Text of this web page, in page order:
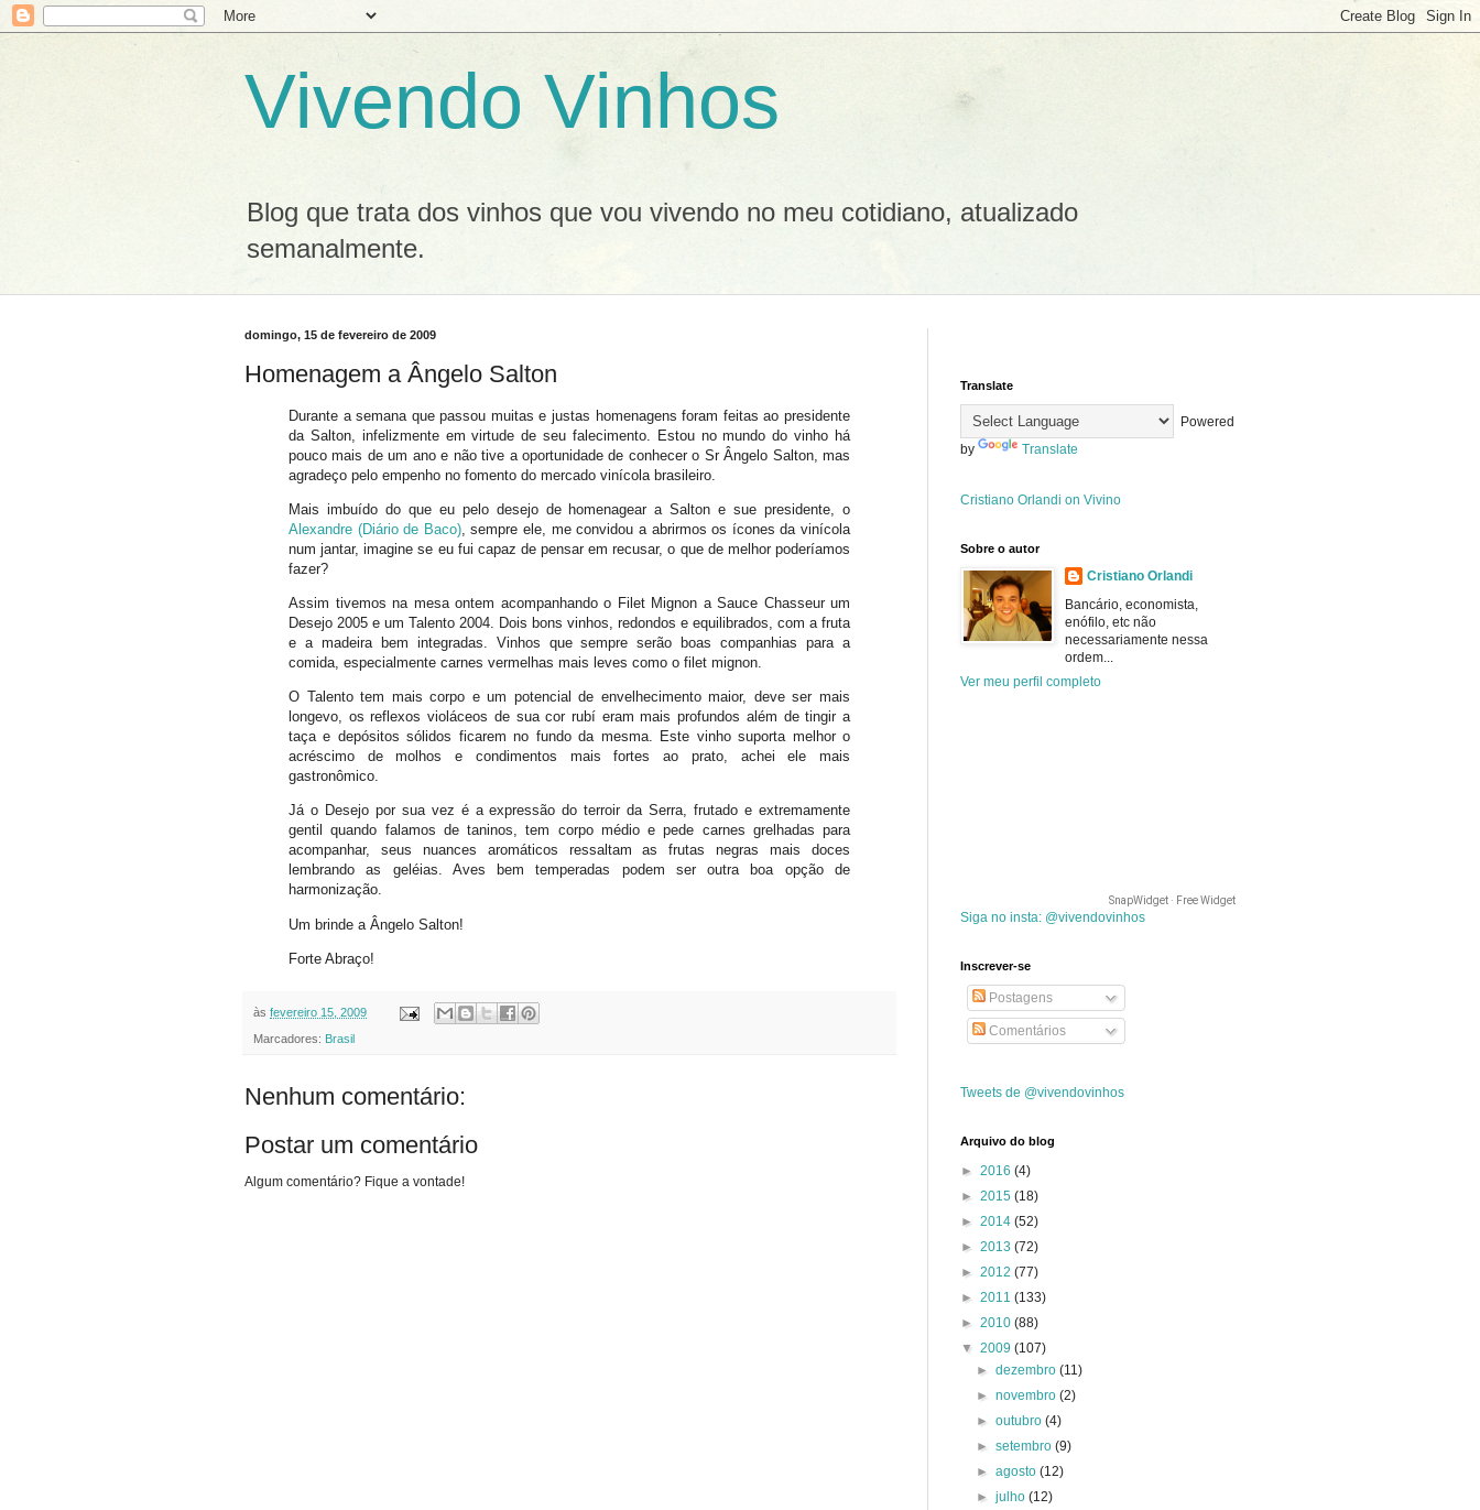
Vivendo Vinhos
Blog que trata dos vinhos que vou vivendo no meu cotidiano, atualizado
semanalmente.
domingo, 15 de fevereiro de 2009
Homenagem a Ângelo Salton
Durante a semana que passou muitas e justas homenagens foram feitas ao presidente
da Salton, infelizmente em virtude de seu falecimento. Estou no mundo do vinho há
pouco mais de um ano e não tive a oportunidade de conhecer o Sr Ângelo Salton, mas
agradeço pelo empenho no fomento do mercado vinícola brasileiro.
Mais imbuído do que eu pelo desejo de homenagear a Salton e sue presidente, o
Alexandre (Diário de Baco), sempre ele, me convidou a abrirmos os ícones da vinícola
num jantar, imagine se eu fui capaz de pensar em recusar, o que de melhor poderíamos
fazer?
Assim tivemos na mesa ontem acompanhando o Filet Mignon a Sauce Chasseur um
Desejo 2005 e um Talento 2004. Dois bons vinhos, redondos e equilibrados, com a fruta
e a madeira bem integradas. Vinhos que sempre serão boas companhias para a
comida, especialmente carnes vermelhas mais leves como o filet mignon.
O Talento tem mais corpo e um potencial de envelhecimento maior, deve ser mais
longevo, os reflexos violáceos de sua cor rubí eram mais profundos além de tingir a
taça e depósitos sólidos ficarem no fundo da mesma. Este vinho suporta melhor o
acréscimo de molhos e condimentos mais fortes ao prato, achei ele mais
gastronômico.
Já o Desejo por sua vez é a expressão do terroir da Serra, frutado e extremamente
gentil quando falamos de taninos, tem corpo médio e pede carnes grelhadas para
acompanhar, seus nuances aromáticos ressaltam as frutas negras mais doces
lembrando as geléias. Aves bem temperadas podem ser outra boa opção de
harmonização.
Um brinde a Ângelo Salton!
Forte Abraço!
às fevereiro 15, 2009
Marcadores: Brasil
Nenhum comentário:
Postar um comentário
Algum comentário? Fique a vontade!
Translate
Powered
by
Translate
Cristiano Orlandi on Vivino
Sobre o autor
Cristiano Orlandi
Bancário, economista,
enófilo, etc não
necessariamente nessa
ordem...
Ver meu perfil completo
SnapWidget · Free Widget
Siga no insta: @vivendovinhos
Inscrever-se
Postagens
Comentários
Tweets de @vivendovinhos
Arquivo do blog
► 2016 (4)
► 2015 (18)
► 2014 (52)
► 2013 (72)
► 2012 (77)
► 2011 (133)
► 2010 (88)
▼ 2009 (107)
►dezembro(11)
►novembro(2)
►outubro(4)
►setembro(9)
►agosto(12)
►julho(12)